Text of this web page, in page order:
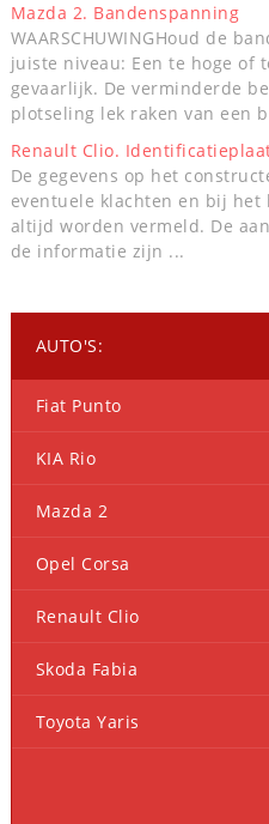
Mazda 2. Bandenspanning
WAARSCHUWINGHoud de
juiste niveau: Een te hoge of
gevaarlijk. De verminderde
plotseling lek raken van een
Renault Clio.
De gegevens op het
eventuele klachten en bij het
altijd worden vermeld. De
de informatie zijn ...
AUTO'S:
Fiat Punto
KIA Rio
Mazda 2
Opel Corsa
Renault Clio
Skoda Fabia
Toyota Yaris